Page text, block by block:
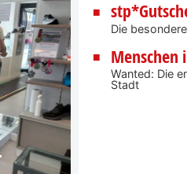
Die
Menschen
Wanted: Die
Stadt